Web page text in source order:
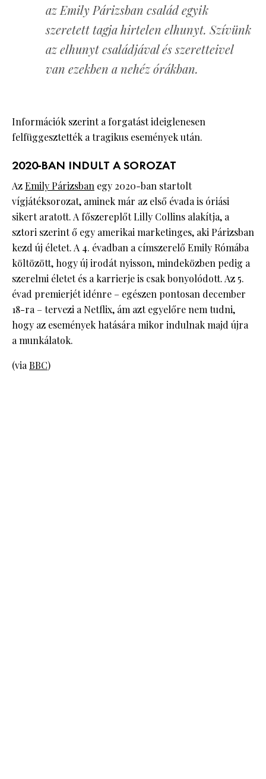
az Emily Párizsban család egyik
szeretett tagja hirtelen elhunyt. Szívünk
az elhunyt családjával és szeretteivel
van ezekben a nehéz órákban.
Információk szerint a forgatást ideiglenesen
felfüggesztették a tragikus események után.
2020-BAN INDULT A SOROZAT
AzEmily Párizsban egy 2020-ban startolt
vígjátéksorozat, aminek már az első évada is óriási
sikert aratott. A főszereplőt Lilly Collins alakítja, a
sztori szerint ő egy amerikai marketinges, aki Párizsban
kezd új életet. A 4. évadban a címszerelő Emily Rómába
költözött, hogy új irodát nyisson, mindeközben pedig a
szerelmi életet és a karrierje is csak bonyolódott. Az 5.
évad premierjét idénre – egészen pontosan december
18-ra – tervezi a Netflix, ám azt egyelőre nem tudni,
hogy az események hatására mikor indulnak majd újra
a munkálatok.
(viaBBC)